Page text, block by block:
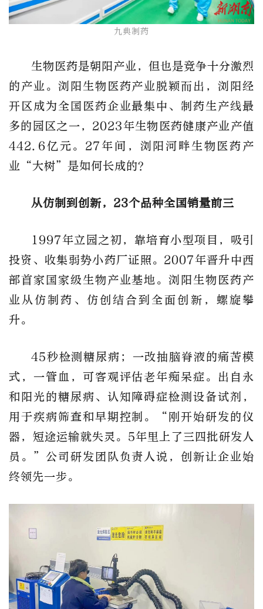
九典制药
生物医药是朝阳产业，但也是竞争十分激烈
的产业。浏阳生物医药产业脱颖而出，浏阳经
开区成为全国医药企业最集中、制药生产线最
多的园区之一，2023年生物医药健康产业产值
442.6亿元。27年间，浏阳河畔生物医药产
业“大树”是如何长成的？
从仿制到创新，23个品种全国销量前三
1997年立园之初，靠培育小型项目，吸引
投资、收集弱势小药厂证照。2007年晋升中西
部首家国家级生物产业基地。浏阳生物医药产
业从仿制药、仿创结合到全面创新，螺旋攀
升。
45秒检测糖尿病；一改抽脑脊液的痛苦模
式，一管血，可客观评估老年痴呆症。出自永
和阳光的糖尿病、认知障碍症检测设备试剂，
用于疾病筛查和早期控制。“刚开始研发的仪
器，短途运输就失灵。5年里上了三四批研发人
员。”公司研发团队负责人说，创新让企业始
终领先一步。